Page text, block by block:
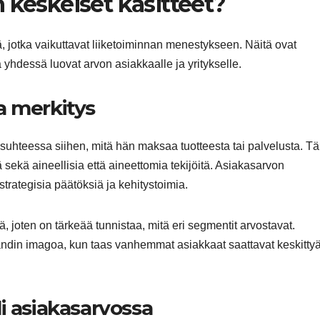
vaikuttavat liiketoiminnan menestykseen. Näitä ovat
luovat arvon asiakkaalle ja yritykselle.
merkitys
siihen, mitä hän maksaa tuotteesta tai palvelusta.
aineellisia että aineettomia tekijöitä. Asiakasarvon
päätöksiä ja kehitystoimia.
on tärkeää tunnistaa, mitä eri segmentit arvostavat.
imagoa, kun taas vanhemmat asiakkaat saattavat keskittyä